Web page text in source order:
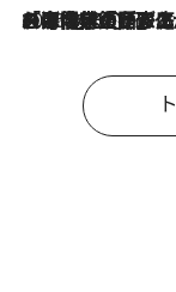
2026.8.3
「今後値上げがあるとすれば…」「リスクがあるのは今年の冬」エネルギー専門家が語る、ホルムズ海峡封鎖が家庭にもたらす“ある心配”